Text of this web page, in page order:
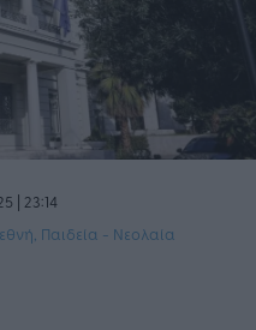
| 23:14
Παιδεία - Νεολαία